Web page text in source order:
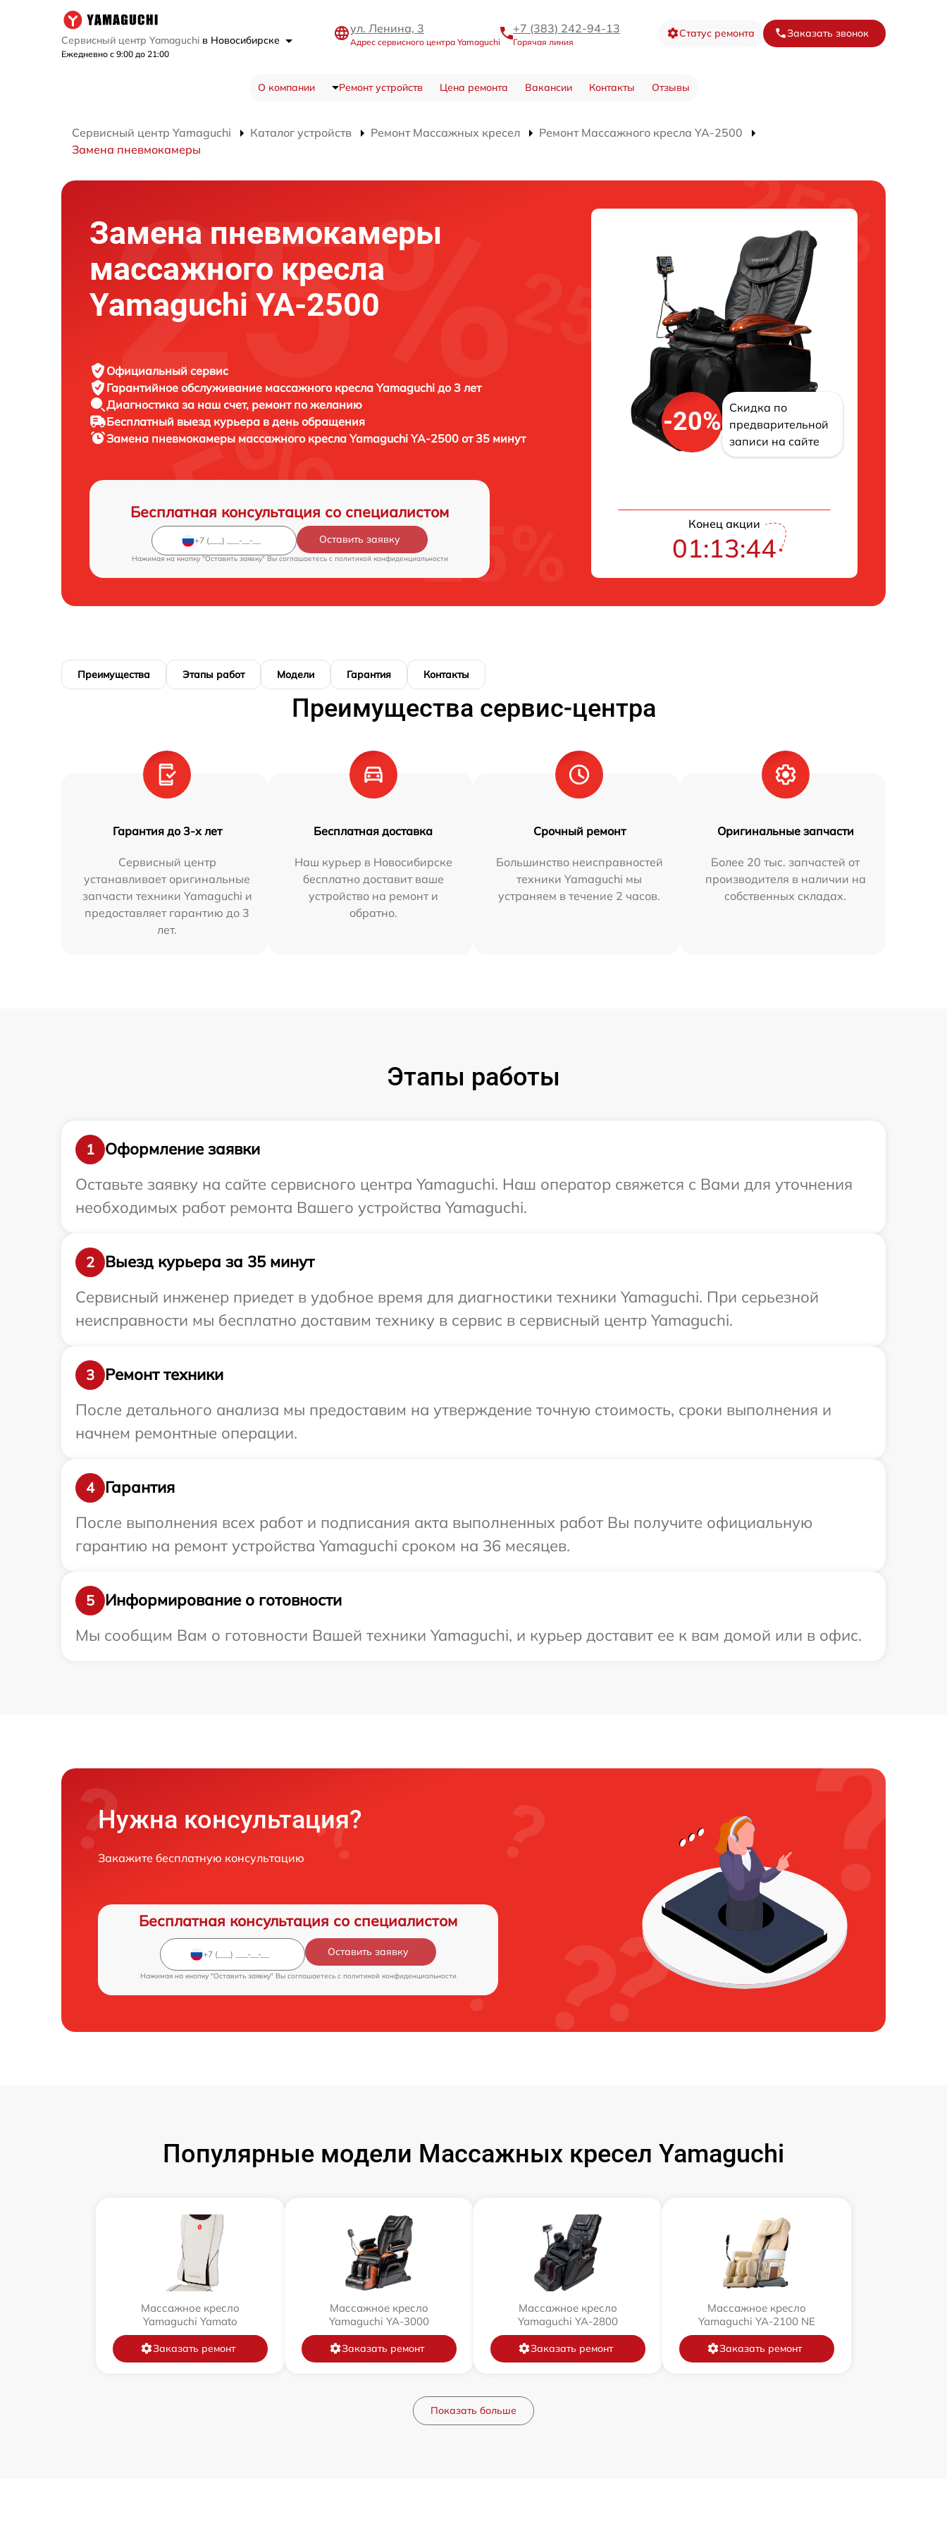
Сервисный центр Yamaguchi в Новосибирске
Ежедневно с 9:00 до 21:00
ул. Ленина, 3
Адрес сервисного центра Yamaguchi
+7 (383) 242-94-13
Горячая линия
Статус ремонта Заказать звонок
О компании Ремонт устройств Цена ремонта Вакансии Контакты Отзывы
Сервисный центр Yamaguchi Каталог устройств Ремонт Массажных кресел
Ремонт Массажного кресла YA-2500
Замена пневмокамеры
Замена пневмокамеры
массажного кресла
Yamaguchi YA-2500
Официальный сервис
Гарантийное обслуживание массажного кресла Yamaguchi до 3 лет
Диагностика за наш счет, ремонт по желанию
Бесплатный выезд курьера в день обращения
Замена пневмокамеры массажного креслаYamaguchi YA-2500 от 35 минут
Бесплатная консультация со специалистом
Оставить заявку
Нажимая на кнопку "Оставить заявку" Вы соглашаетесь c политикой конфиденциальности
-20%
Скидка по
предварительной
записи на сайте
Конец акции
01:13:43
Преимущества Этапы работ Модели Гарантия Контакты
Преимущества сервис-центра
Гарантия до 3-х лет
Сервисный центр
устанавливает оригинальные
запчасти техники Yamaguchi и
предоставляет гарантию до 3
лет.
Бесплатная доставка
Наш курьер в Новосибирске
бесплатно доставит ваше
устройство на ремонт и
обратно.
Срочный ремонт
Большинство неисправностей
техники Yamaguchi мы
устраняем в течение 2 часов.
Оригинальные запчасти
Более 20 тыс. запчастей от
производителя в наличии на
собственных складах.
Этапы работы
1
Оформление заявки
Оставьте заявку на сайте сервисного центра Yamaguchi. Наш оператор свяжется с Вами для уточнения
необходимых работ ремонта Вашего устройства Yamaguchi.
2
Выезд курьера за 35 минут
Сервисный инженер приедет в удобное время для диагностики техники Yamaguchi. При серьезной
неисправности мы бесплатно доставим технику в сервис в сервисный центр Yamaguchi.
3
Ремонт техники
После детального анализа мы предоставим на утверждение точную стоимость, сроки выполнения и
начнем ремонтные операции.
4
Гарантия
После выполнения всех работ и подписания акта выполненных работ Вы получите официальную
гарантию на ремонт устройства Yamaguchi сроком на 36 месяцев.
5
Информирование о готовности
Мы сообщим Вам о готовности Вашей техники Yamaguchi, и курьер доставит ее к вам домой или в офис.
Нужна консультация?
Закажите бесплатную консультацию
Бесплатная консультация со специалистом
Оставить заявку
Нажимая на кнопку "Оставить заявку" Вы соглашаетесь c политикой конфиденциальности
Популярные модели Массажных кресел Yamaguchi
Массажное кресло
Yamaguchi Yamato
Заказать ремонт
Массажное кресло
Yamaguchi YA-3000
Заказать ремонт
Массажное кресло
Yamaguchi YA-2800
Заказать ремонт
Массажное кресло
Yamaguchi YA-2100 NE
Заказать ремонт
Показать больше